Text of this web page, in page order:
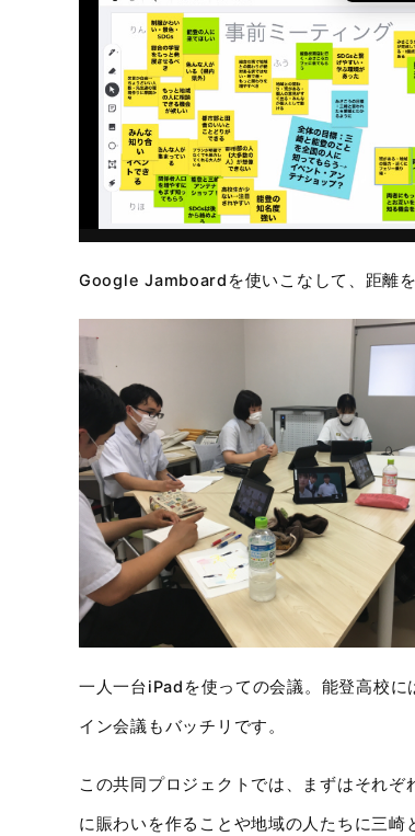
Google Jamboardを使いこなして、距離
一人一台iPadを使っての会議。能登高校
イン会議もバッチリです。
この共同プロジェクトでは、まずはそれ
に賑わいを作ることや地域の人たちに三